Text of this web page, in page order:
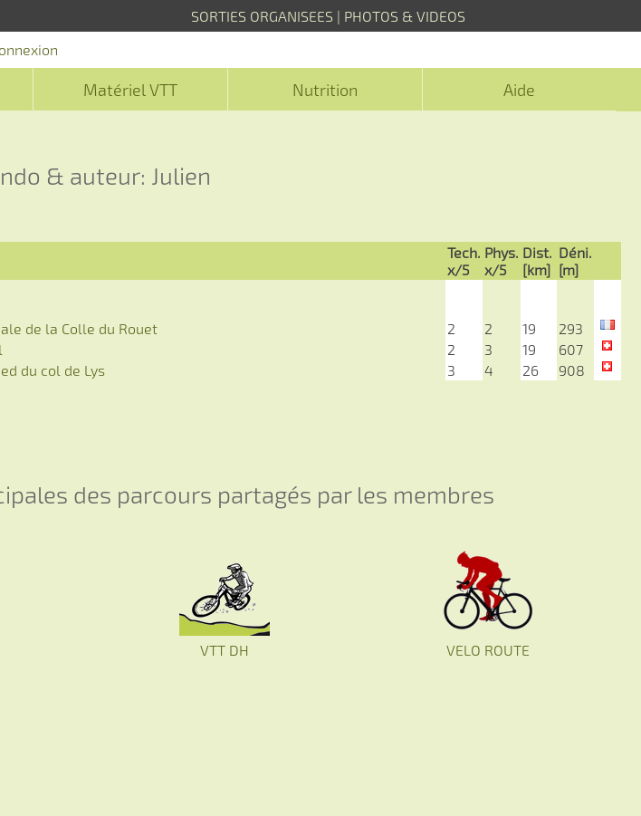
SORTIES ORGANISEES | PHOTOS & VIDEOS
Matériel VTT Nutrition Aide
& auteur: Julien
Tech.
x/5
Phys.
x/5
Dist.
[km]
Déni.
[m]
de la Colle du Rouet 2 2 19
293
2 3 19
607
du col de Lys 3 4 26 908
des parcours partagés par les membres
VTT DH VELO ROUTE